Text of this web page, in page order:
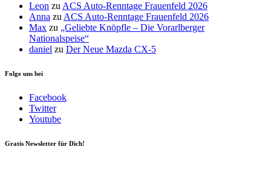
Leon zu ACS Auto-Renntage Frauenfeld 2026
Anna zu ACS Auto-Renntage Frauenfeld 2026
Max zu „Geliebte Knöpfle – Die Vorarlberger
Nationalspeise“
daniel zu Der Neue Mazda CX-5
Folge uns bei
Facebook
Twitter
Youtube
Gratis Newsletter für Dich!